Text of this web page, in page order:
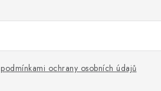
podmínkami ochrany osobních údajů